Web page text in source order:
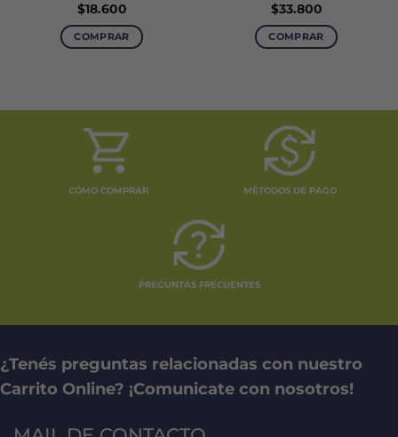
$18.600
COMPRAR
$33.800
COMPRAR
CÓMO COMPRAR MÉTODOS DE PAGO
PREGUNTAS FRECUENTES
¿Tenés preguntas relacionadas con nuestro
Carrito Online? ¡Comunicate con nosotros!